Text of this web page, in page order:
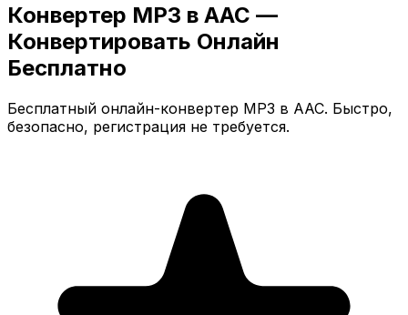
Конвертер MP3 в AAC —
Конвертировать Онлайн
Бесплатно
Бесплатный онлайн-конвертер MP3 в AAC. Быстро,
безопасно, регистрация не требуется.